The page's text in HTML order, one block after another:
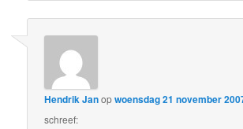
Hendrik Janopwoensdag 21 november
schreef: